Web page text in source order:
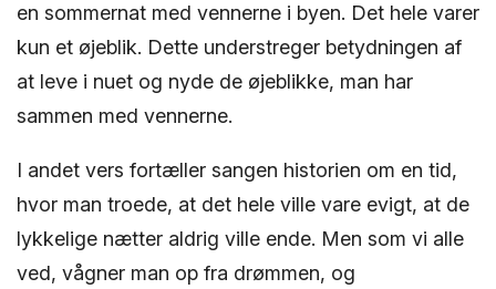
en sommernat med vennerne i byen. Det hele varer
kun et øjeblik. Dette understreger betydningen af
at leve i nuet og nyde de øjeblikke, man har
sammen med vennerne.
I andet vers fortæller sangen historien om en tid,
hvor man troede, at det hele ville vare evigt, at de
lykkelige nætter aldrig ville ende. Men som vi alle
ved, vågner man op fra drømmen, og